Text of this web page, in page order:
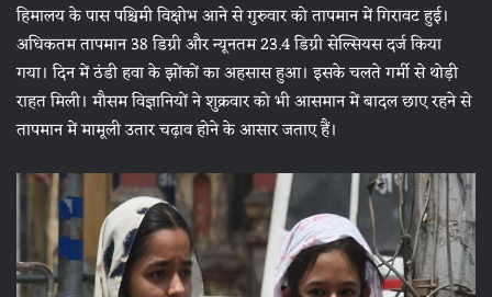
हिमालय के पास पश्चिमी विक्षोभ आने से गुरुवार को तापमान में गिरावट हुई।
अधिकतम तापमान 38 डिग्री और न्यूनतम 23.4 डिग्री सेल्सियस दर्ज किया
गया। दिन में ठंडी हवा के झोंकों का अहसास हुआ। इसके चलते गर्मी से थोड़ी
राहत मिली। मौसम विज्ञानियों ने शुक्रवार को भी आसमान में बादल छाए रहने से
तापमान में मामूली उतार चढ़ाव होने के आसार जताए हैं।